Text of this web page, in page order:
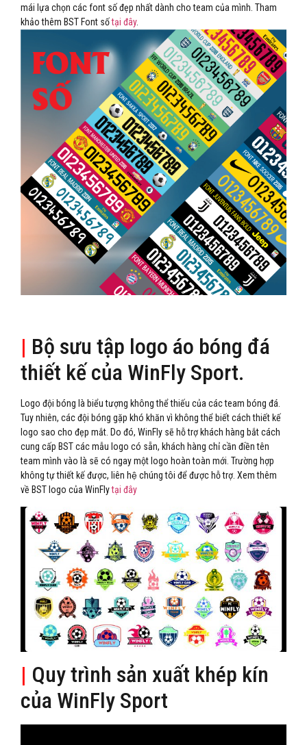
mái lựa chọn các font số đẹp nhất dành cho team của mình. Tham
khảo thêm BST Font sốtại đây.
| Bộ sưu tập logo áo bóng đá
thiết kế của WinFly Sport.
Logo đội bóng là biểu tượng không thể thiếu của các team bóng đá.
Tuy nhiên, các đội bóng gặp khó khăn vì không thể biết cách thiết kế
logo sao cho đẹp mắt. Do đó, WinFly sẽ hỗ trợ khách hàng bắt cách
cung cấp BST các mẫu logo có sẵn, khách hàng chỉ cần điền tên
team mình vào là sẽ có ngay một logo hoàn toàn mới. Trường hợp
không tự thiết kế được, liên hệ chúng tôi để được hỗ trợ. Xem thêm
về BST logo của WinFlytại đây
| Quy trình sản xuất khép kín
của WinFly Sport